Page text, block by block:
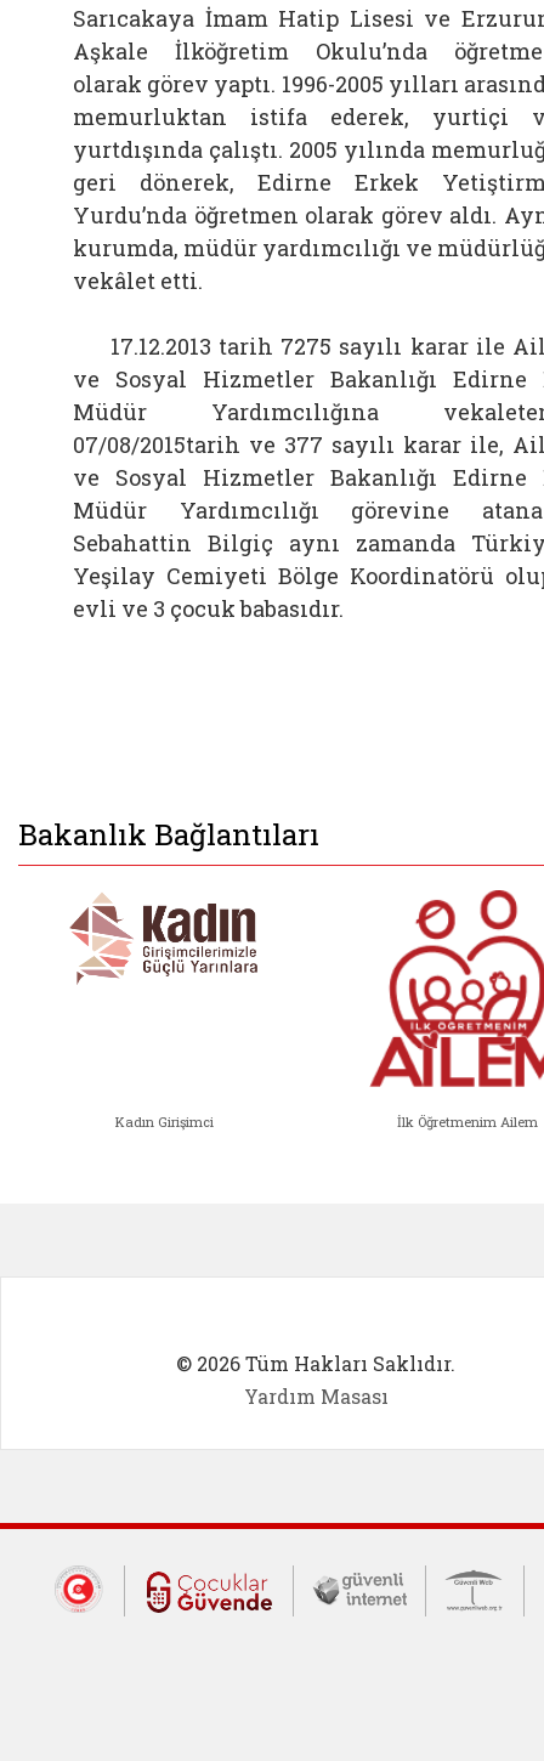
Sarıcakaya İmam Hatip Lisesi ve
Aşkale İlköğretim Okulu’nda
olarak görev yaptı. 1996-2005 yılları
memurluktan istifa ederek, yurtiçi
yurtdışında çalıştı. 2005 yılında
geri dönerek, Edirne Erkek
Yurdu’nda öğretmen olarak görev aldı.
kurumda, müdür yardımcılığı ve
vekâlet etti.
17.12.2013 tarih 7275 sayılı karar ile
ve Sosyal Hizmetler Bakanlığı Edirne
Müdür Yardımcılığına
07/08/2015tarih ve 377 sayılı karar ile,
ve Sosyal Hizmetler Bakanlığı Edirne
Müdür Yardımcılığı görevine
Sebahattin Bilgiç aynı zamanda
Yeşilay Cemiyeti Bölge Koordinatörü
evli ve 3 çocuk babasıdır.
Bakanlık Bağlantıları
Kadın Girişimci İlk Öğretmenim Ailem
© 2026 Tüm Hakları Saklıdır.
Yardım Masası
Dış Bağlantılar
Cumhurbaşkanlığı İletişim Merkezi
Çocuklar Güvende (yeni
Güvenli